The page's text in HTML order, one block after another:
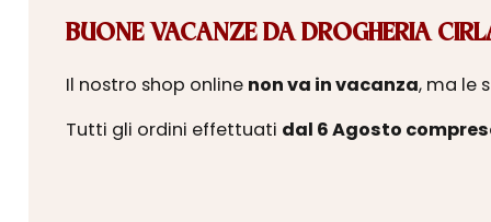
BUONE VACANZE DA DROGHERIA
Il nostro shop online non va in vacanza, ma le
Tutti gli ordini effettuati dal 6 Agosto